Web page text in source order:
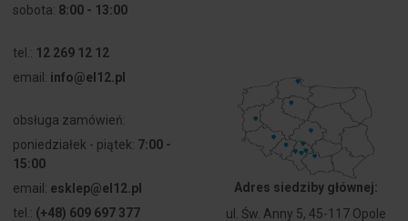
czołowego
Stopień
ochrony (IP)
części
Stopień
ochrony
(NEMA)
Inne
sobota: 8:00 - 13:00
tel.: 12 269 12 12
email: info@el12.pl
obsługa zamówień:
poniedziałek - piątek: 7:00 -
15:00
email: esklep@el12.pl
tel.: (+48) 609 697 377
Adres siedziby głównej:
ul. Św. Anny 5, 45-117 Opole